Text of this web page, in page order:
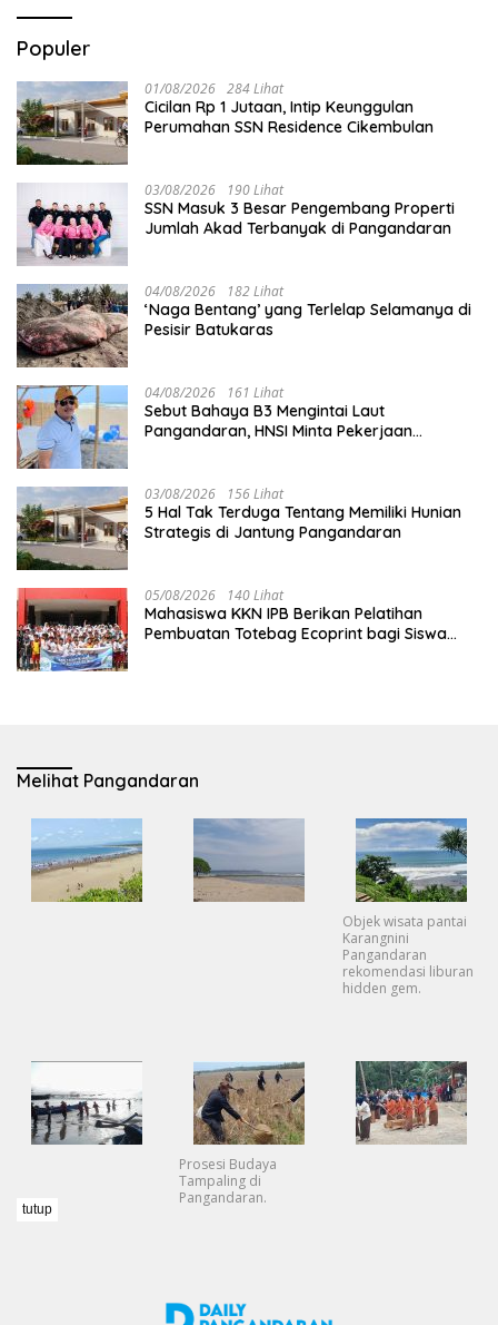
Populer
01/08/2026 284 Lihat
Cicilan Rp 1 Jutaan, Intip Keunggulan
Perumahan SSN Residence Cikembulan
03/08/2026 190 Lihat
SSN Masuk 3 Besar Pengembang Properti
Jumlah Akad Terbanyak di Pangandaran
04/08/2026 182 Lihat
‘Naga Bentang’ yang Terlelap Selamanya di
Pesisir Batukaras
04/08/2026 161 Lihat
Sebut Bahaya B3 Mengintai Laut
Pangandaran, HNSI Minta Pekerjaan
03/08/2026 156 Lihat
5 Hal Tak Terduga Tentang Memiliki Hunian
Strategis di Jantung Pangandaran
05/08/2026 140 Lihat
Mahasiswa KKN IPB Berikan Pelatihan
Pembuatan Totebag Ecoprint bagi Siswa
Melihat Pangandaran
Objek wisata pantai
Karangnini
Pangandaran
rekomendasi liburan
hidden gem.
Prosesi Budaya
Tampaling di
Pangandaran.
tutup